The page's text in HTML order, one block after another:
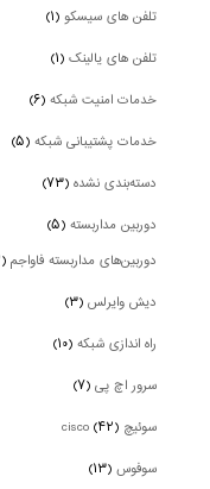
تلفن های سیسکو(۱)
تلفن های یالینک(۱)
خدمات امنیت شبکه(۶)
خدمات پشتیبانی شبکه(۵)
دسته‌بندی نشده(۷۳)
دوربین‌ مداربسته(۵)
دوربین‌های مداربسته فاواجم(۲)
دیش وایرلس(۳)
راه اندازی شبکه(۱۰)
سرور اچ پی(۷)
سوئیچ cisco (۴۲)
سوفوس(۱۳)